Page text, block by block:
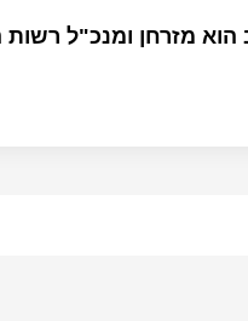
מזרחן ומנכ"ל רשות